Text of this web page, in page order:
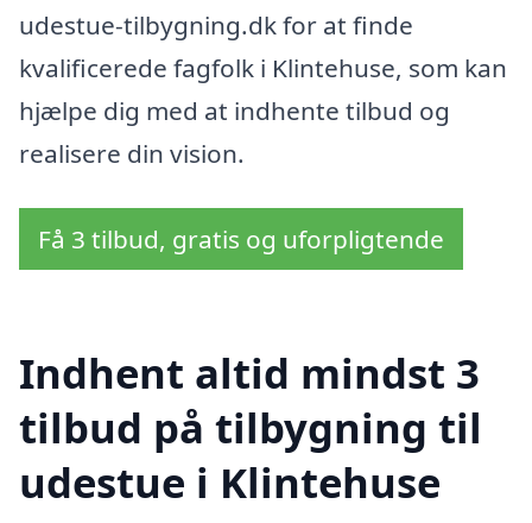
udestue-tilbygning.dk for at finde
kvalificerede fagfolk i Klintehuse, som kan
hjælpe dig med at indhente tilbud og
realisere din vision.
Få 3 tilbud, gratis og uforpligtende
Indhent altid mindst 3
tilbud på tilbygning til
udestue i Klintehuse